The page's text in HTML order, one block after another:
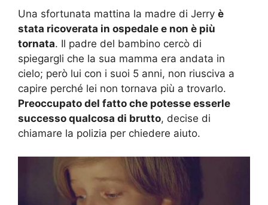
Una sfortunata mattina la madre di Jerry è
stata ricoverata in ospedale e non è più
tornata. Il padre del bambino cercò di
spiegargli che la sua mamma era andata in
cielo; però lui con i suoi 5 anni, non riusciva a
capire perché lei non tornava più a trovarlo.
Preoccupato del fatto che potesse esserle
successo qualcosa di brutto, decise di
chiamare la polizia per chiedere aiuto.